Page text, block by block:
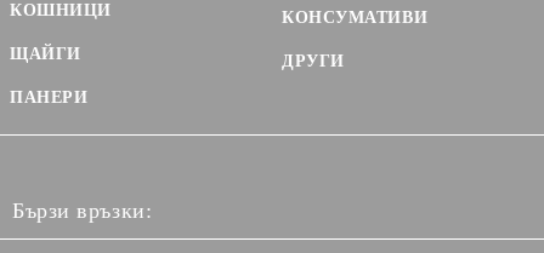
КОШНИЦИ
ЩАЙГИ
ПАНЕРИ
КОНСУМАТИВИ
ДРУГИ
Бързи връзки: